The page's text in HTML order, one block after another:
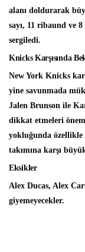
alanı doldurarak
sayı, 11 ribaund ve
sergiledi.
Knicks Karşısında
New York Knicks
yine savunmada
Jalen Brunson ile
dikkat etmeleri
yokluğunda
takımına karşı
Eksikler
Alex Ducas, Alex
giyemeyecekler.